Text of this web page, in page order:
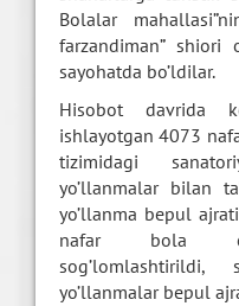
Bolalar
farzandiman” shiori
sayohatda bo’ldilar.
Hisobot davrida
ishlayotgan 4073
tizimidagi
yo’llanmalar bilan
yo’llanma bepul
nafar bola
yo’llanmalar bepul